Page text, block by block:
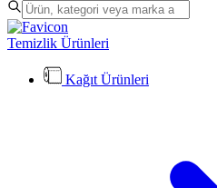
Temizlik Ürünleri
Kağıt Ürünleri